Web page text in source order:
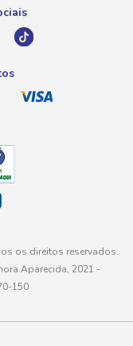
os direitos reservados.
Aparecida, 2021 -
150